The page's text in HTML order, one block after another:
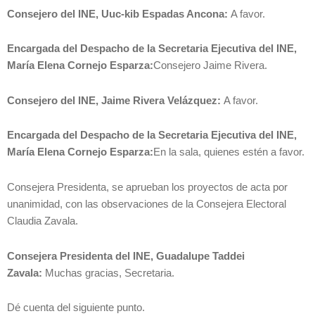
Consejero del INE, Uuc-kib Espadas Ancona: A favor.
Encargada del Despacho de la Secretaria Ejecutiva del INE,
María Elena Cornejo Esparza:Consejero Jaime Rivera.
Consejero del INE, Jaime Rivera Velázquez: A favor.
Encargada del Despacho de la Secretaria Ejecutiva del INE,
María Elena Cornejo Esparza:En la sala, quienes estén a favor.
Consejera Presidenta, se aprueban los proyectos de acta por
unanimidad, con las observaciones de la Consejera Electoral
Claudia Zavala.
Consejera Presidenta del INE, Guadalupe Taddei
Zavala: Muchas gracias, Secretaria.
Dé cuenta del siguiente punto.